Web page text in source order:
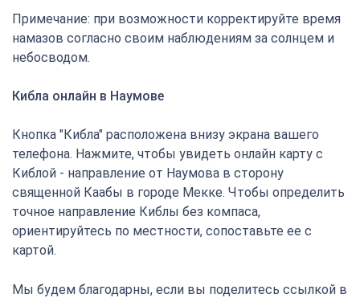
Примечание: при возможности корректируйте время
намазов согласно своим наблюдениям за солнцем и
небосводом.
Кибла онлайн в Наумове
Кнопка "Кибла" расположена внизу экрана вашего
телефона. Нажмите, чтобы увидеть онлайн карту с
Киблой - направление от Наумова в сторону
священной Каабы в городе Мекке. Чтобы определить
точное направление Киблы без компаса,
ориентируйтесь по местности, сопоставьте ее с
картой.
Мы будем благодарны, если вы поделитесь ссылкой в